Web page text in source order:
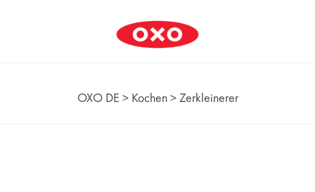
OXO DE > Kochen>Zerkleinerer